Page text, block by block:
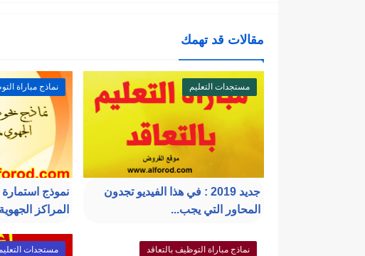
مقالات قد تهمك
مستجدات التعليم
جديد 2019 : في هذا الفيديو تجدون
المحاور التي يجب...
نماذج مباراة
نموذج
المراكز
نماذج مباراة التوظيف بالتعاقد مستجدات